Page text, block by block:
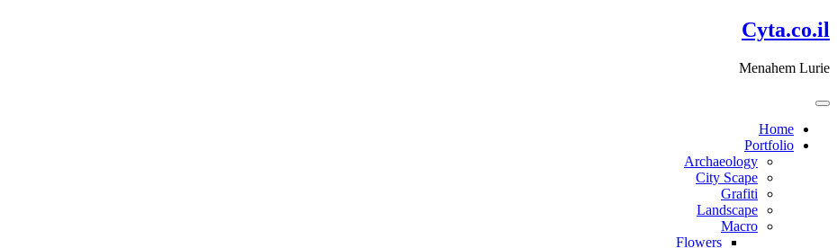
דלג
לתוכן
Cyta.co.il
Menahem Lurie
Home
Portfolio
Archaeology
City Scape
Grafiti
Landscape
Macro
Flowers